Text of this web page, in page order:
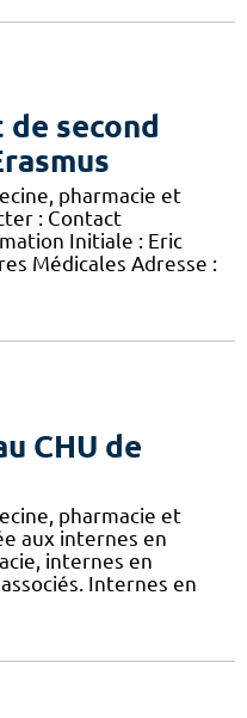
second
pharmacie et
: Contact
Initiale : Eric
Médicales Adresse :
CHU de
pharmacie et
aux internes en
internes en
Internes en